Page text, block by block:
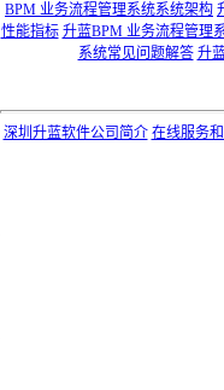
BPM 业务流程管理系统系统架构
性能指标 升蓝BPM 业务流程管理
系统常见问题解答 升
深圳升蓝软件公司简介 在线服务